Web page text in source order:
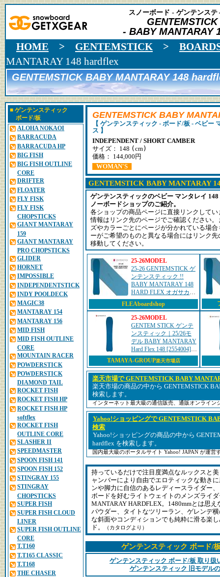
スノーボード - ゲンテンス
- BABY MANTARAY
HOME > GENTEMSTICK>
MANTARAY 148 hardflex
GENTEMSTICK BABY MANTARAY 148
■ ゲンテンスティック
ボード/板
ALOHA NOKAOI
BARRACUDA
BARRACUDA HP
BIG FISH
BIG FISH OUTLINE
CORE
DRIFTER
FLOATER
FLY FISK
FLY FISK
CHOPSTICKS
GIANT MANTARAY
159
GIANT MANTARAY
PRO CHOPSTICKS
GLIDER
HORNET
IMPOSSIBLE
INDEPENDENTSTICK
INDY POOLDECK
MAGIC38
MANTARAY 154
MANTARAY 156
MID FISH
MID FISH OUTLINE
CORE
MOUNTAIN RACER
POWDERSTICK
POWDERSTICK
DIAMOND TAIL
ROCKET FISH
ROCKET FISH HP
ROCKET FISH HP
softflex
ROCKET FISH
OUTLINE CORE
SLASHER II
SPEEDMASTER
SPOON FISH 141
SPOON FISH 152
STINGRAY 155
STINGRAY
CHOPSTICKS
SUPER FISH
SUPER FISH CLOUD
LINER
SUPER FISH OUTLINE
CORE
T.T160
T.T165 CLASSIC
T.T168
THE CHASER
GENTEMSTICK BABY
【 ゲンテンスティック - ボード/板 - ベビー
ス 】
INDEPENDENT / SHORT CAMBER
サイズ： 148 ( cm)
価格： 144,000円
WOMAN'S
GENTEMSTICK BABY MANTARAY
ゲンテンスティックのベビー マンタレイ
ノーボードショップのご紹介。
各ショップの商品ページに直接リンクして
情報はリンク先のページでご確認ください
ズやカラーごとにページが分かれている場
ーがご希望のものと異なる場合にはリンク
移動してください。
25-26MODEL
25-26 GENTEMSTICK ゲ
ンテンスティック !!
BABY MANTARAY 148
HARD FLEX オガサカ製
スノーボード ship1
FLEAboardshop
25-26MODEL
GENTEM STICK ゲンテ
ンスティック｜25/26モ
デル BABY MANTARAY
Hard Flex 148 [2554004]
ベイビーマンタレイ 148
ハードフレックス...
TAMAYA-GROUP楽天市場店
楽天市場で GENTEMSTICK BABY
楽天市場の商品の中から GENTEMSTICK
検索します。
インターネット最大級の通信販売、通販オンライン
Yahoo!ショッピングで GENTEMSTICK
検索
Yahoo!ショッピングの商品の中から
hardflex を検索します。
国内最大級のポータルサイト Yahoo! JAPAN が運営
持っているだけで注目度満点なルックスと
ャンバーにより自由でエロティックな動き
ンや脚力に自信のあるレディースライダー
ボードを好むライトウェイトのメンズライ
MANTARAY HARDFLEX。1480mmとは思
パウダー、タイトなツリーラン、ゲレンデ
な斜面やコンディションでも純粋に滑る楽
ド。
（カタログより）
ゲンテンスティック ボード/
ゲンテンスティック ボード/板 取り扱
ゲンテンスティック 旧モデル